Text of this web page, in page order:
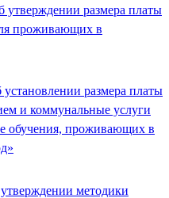
размера платы
проживающих в
размера платы
и коммунальные услуги
обучения, проживающих в
методики